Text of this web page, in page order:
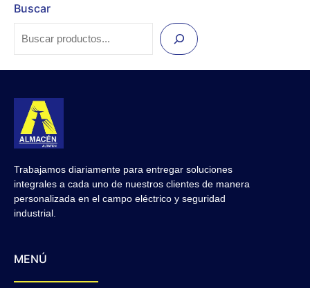
Buscar
Trabajamos diariamente para entregar soluciones
integrales a cada uno de nuestros clientes de manera
personalizada en el campo eléctrico y seguridad
industrial.
MENÚ